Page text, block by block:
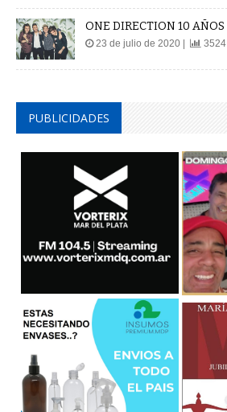
ONE DIRECTION 10 AÑOS
23 de julio de 2020 | 3524
PUBLICIDADES